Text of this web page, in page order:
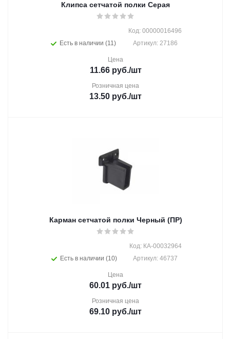
Клипса сетчатой полки Cерая
Есть в наличии (11)
Код: 00000016496
Артикул: 27186
Цена
11.66руб./шт
Розничная цена
13.50 руб./шт
Карман сетчатой полки Черный (ПР)
Есть в наличии (10)
Код: КА-00032964
Артикул: 46737
Цена
60.01 руб./шт
Розничная цена
69.10 руб./шт